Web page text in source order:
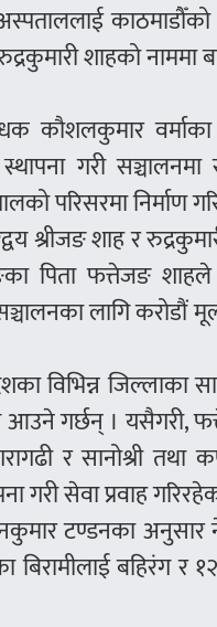
शाहको
कौशलकुमार वर्माका
स्थापना गरी
परिसरमा निर्माण
श्रीजङ शाह र
पिता फत्तेजङ शाहले
लागि करोडौं
विभिन्न जिल्लाका
आउने गर्छन् ।
र सानोश्री
गरी सेवा प्रवाह
टण्डनका
बहिरंग र